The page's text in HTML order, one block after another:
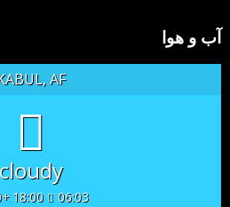
آب و هوا
KABUL, AF
cloudy
06:03
18:00 +0430